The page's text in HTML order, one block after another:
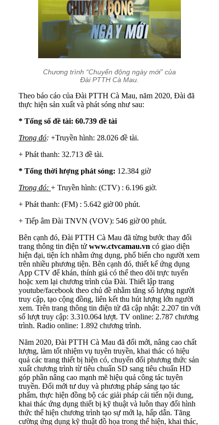
Chương trình “Chuyển động ngày mới” của
Đài PTTH Cà Mau.
Theo báo cáo của Đài PTTH Cà Mau, năm 2020, Đài đã
thực hiện sản xuất và phát sóng như sau:
* Tổng số đề tài: 60.739 đề tài
Trong đó: +Truyền hình: 28.026 đề tài.
+ Phát thanh: 32.713 đề tài.
* Tổng thời lượng phát sóng: 12.384 giờ
Trong đó: + Truyền hình: (CTV) : 6.196 giờ.
+ Phát thanh: (FM) : 5.642 giờ 00 phút.
+ Tiếp âm Đài TNVN (VOV): 546 giờ 00 phút.
Bên cạnh đó, Đài PTTH Cà Mau đã từng bước thay đổi
trang thông tin điện tử www.ctvcamau.vn có giao diện
hiện đại, tiện ích nhằm ứng dụng, phổ biến cho người xem
trên nhiều phương tiện. Bên cạnh đó, thiết kế ứng dụng
App CTV để khán, thính giả có thể theo dõi trực tuyến
hoặc xem lại chương trình của Đài. Thiết lập trang
youtube/facebook theo chủ đề nhằm tăng số lượng người
truy cập, tạo cộng đồng, liên kết thu hút lượng lớn người
xem. Trên trang thông tin điện tử đã cập nhật: 2.207 tin với
số lượt truy cập: 3.310.064 lượt. TV online: 2.787 chương
trình. Radio online: 1.892 chương trình.
Năm 2020, Đài PTTH Cà Mau đã đổi mới, nâng cao chất
lượng, làm tốt nhiệm vụ tuyên truyền, khai thác có hiệu
quả các trang thiết bị hiện có, chuyển đổi phương thức sản
xuất chương trình từ tiêu chuẩn SD sang tiêu chuẩn HD
góp phần nâng cao mạnh mẽ hiệu quả công tác tuyên
truyền. Đổi mới tư duy và phương pháp sáng tạo tác
phẩm, thực hiện đồng bộ các giải pháp cải tiến nội dung,
khai thác ứng dụng thiết bị kỹ thuật và luôn thay đổi hình
thức thể hiện chương trình tạo sự mới lạ, hấp dẫn. Tăng
cường ứng dụng kỹ thuật đồ họa trong thể hiện, khai thác,